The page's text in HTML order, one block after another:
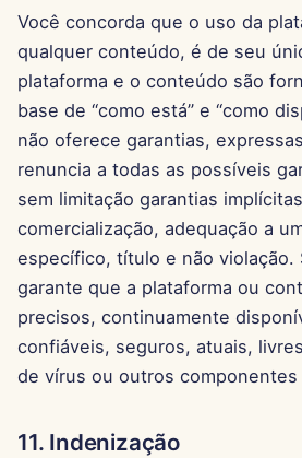
12 de Novembro de 2023
6 de Novembro de 2023
30 de Outubro de 2023
23 de Outubro de 2023
16 de Outubro de 2023
18 de Setembro de 2023
8 de Setembro de 2023
Você concorda que o uso da
qualquer conteúdo, é de seu
plataforma e o conteúdo são
base de “como está” e “como
não oferece garantias,
renuncia a todas as possíveis
sem limitação garantias
comercialização, adequação a
específico, título e não violação.
garante que a plataforma ou
precisos, continuamente
confiáveis, seguros, atuais,
de vírus ou outros componentes
11. Indenização